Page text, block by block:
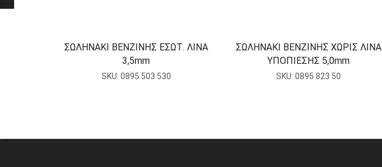
ΣΩΛΗΝΑΚΙ ΒΕΝΖΙΝΗΣ ΕΣΩΤ. ΛΙΝΑ
3,5mm
SKU: 0895 503 530
ΣΩΛΗΝΑΚΙ ΒΕΝΖΙΝΗΣ ΧΩΡΙΣ ΛΙΝΑ
ΥΠΟΠΙΕΣΗΣ 5,0mm
SKU:0895 823 50